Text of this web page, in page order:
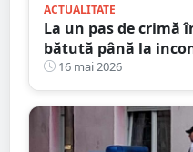
ACTUALITATE
La un pas de crimă
bătută până la
4 copilași
16 mai 2026